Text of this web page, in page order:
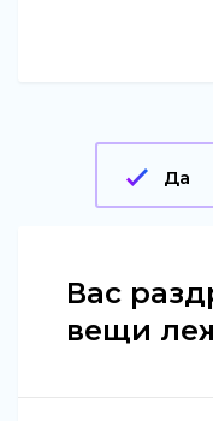
Да
Вас
вещи